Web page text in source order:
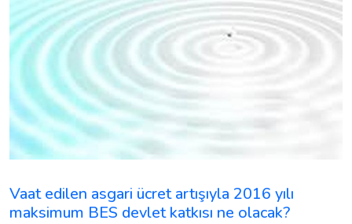
Vaat edilen asgari ücret artışıyla 2016 yılı
maksimum BES devlet katkısı ne olacak?